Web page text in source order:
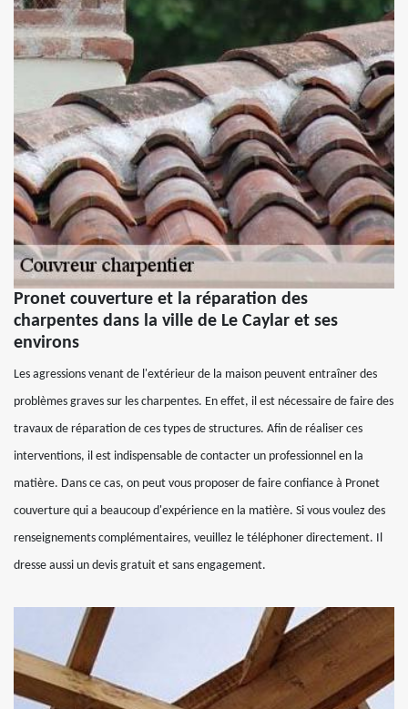
Pronet couverture et la réparation des
charpentes dans la ville de Le Caylar et ses
environs
Les agressions venant de l'extérieur de la maison peuvent entraîner des
problèmes graves sur les charpentes. En effet, il est nécessaire de faire des
travaux de réparation de ces types de structures. Afin de réaliser ces
interventions, il est indispensable de contacter un professionnel en la
matière. Dans ce cas, on peut vous proposer de faire confiance à Pronet
couverture qui a beaucoup d'expérience en la matière. Si vous voulez des
renseignements complémentaires, veuillez le téléphoner directement. Il
dresse aussi un devis gratuit et sans engagement.